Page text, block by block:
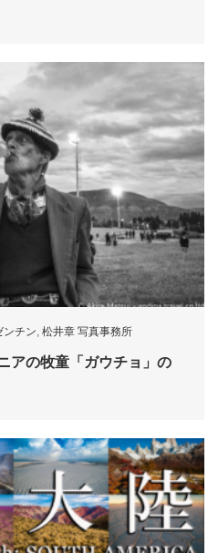
ンチン, 松井章 写真事務所
アの牧童「ガウチョ」の